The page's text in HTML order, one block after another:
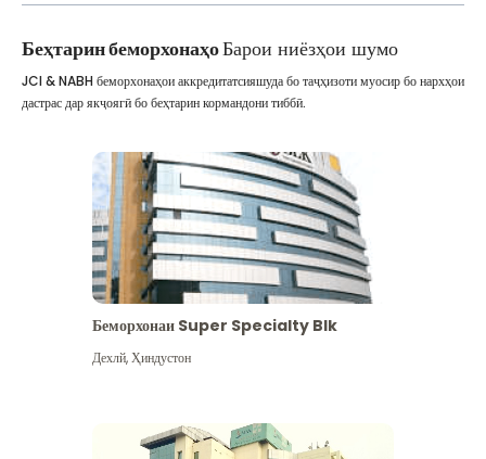
Беҳтарин беморхонаҳоБарои ниёзҳои шумо
JCI & NABH беморхонаҳои аккредитатсияшуда бо таҷҳизоти муосир бо нархҳои
дастрас дар якҷоягӣ бо беҳтарин кормандони тиббӣ.
Беморхонаи Super Specialty Blk
Дехлй,Ҳиндустон